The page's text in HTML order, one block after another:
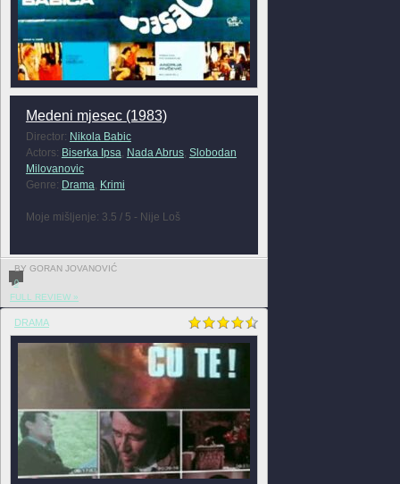
Medeni mjesec (1983)
Director: Nikola Babic
Actors: Biserka Ipsa, Nada Abrus, Slobodan
Milovanovic
Genre: Drama, Krimi
Moje mišljenje: 3.5 / 5 - Nije Loš
BY GORAN JOVANOVIĆ
0
FULL REVIEW »
DRAMA